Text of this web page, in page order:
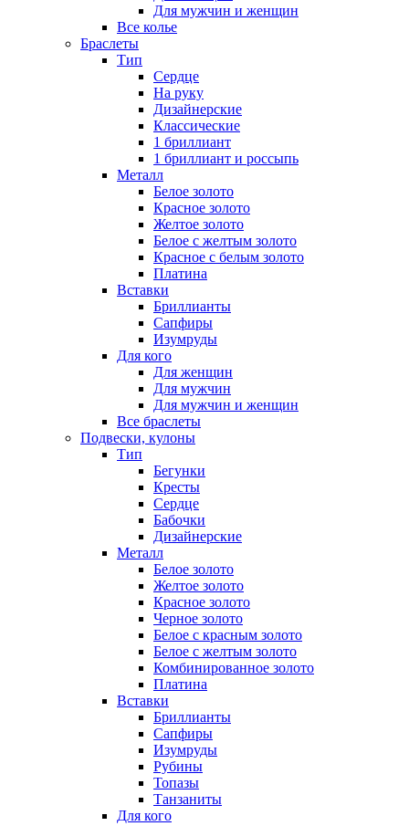
Для мужчин и женщин
Все колье
Браслеты
Тип
Сердце
На руку
Дизайнерские
Классические
1 бриллиант
1 бриллиант и россыпь
Металл
Белое золото
Красное золото
Желтое золото
Белое с желтым золото
Красное с белым золото
Платина
Вставки
Бриллианты
Сапфиры
Изумруды
Для кого
Для женщин
Для мужчин
Для мужчин и женщин
Все браслеты
Подвески, кулоны
Тип
Бегунки
Кресты
Сердце
Бабочки
Дизайнерские
Металл
Белое золото
Желтое золото
Красное золото
Черное золото
Белое с красным золото
Белое с желтым золото
Комбинированное золото
Платина
Вставки
Бриллианты
Сапфиры
Изумруды
Рубины
Топазы
Танзаниты
Для кого